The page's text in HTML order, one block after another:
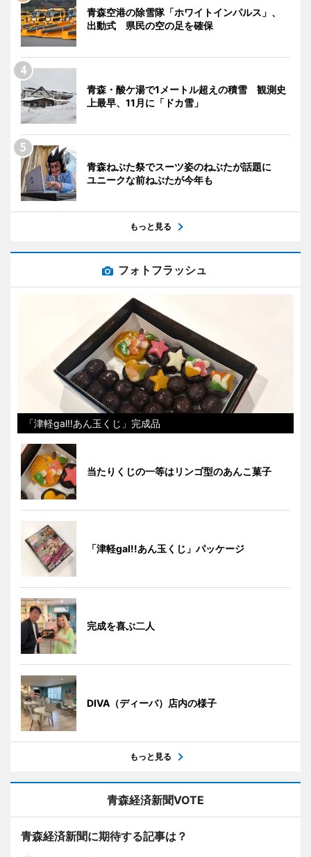
青森空港の除雪隊「ホワイトインパルス」、
出動式 県民の空の足を確保
青森・酸ケ湯で1メートル超えの積雪 観測史
上最早、11月に「ドカ雪」
青森ねぶた祭でスーツ姿のねぶたが話題に
ユニークな前ねぶたが今年も
もっと見る
フォトフラッシュ
「津軽gal!!あん玉くじ」完成品
当たりくじの一等はリンゴ型のあんこ菓子
「津軽gal!!あん玉くじ」パッケージ
完成を喜ぶ二人
DIVA（ディーバ）店内の様子
もっと見る
青森経済新聞VOTE
青森経済新聞に期待する記事は？